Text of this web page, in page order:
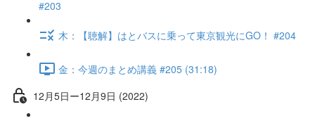
#203
木：【聴解】はとバスに乗って東京観光にGO！ #204
金：今週のまとめ講義 #205 (31:18)
12月5日ー12月9日 (2022)